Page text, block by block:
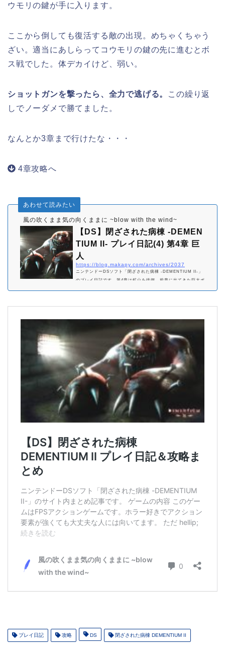
ウモリの鍵が手に入ります。
ここから倒しても復活する敵の出現。めちゃくちゃう
ざい。適当にあしらってコウモリの鍵の先に進むとボ
ス戦でした。体デカイけど、弱い。
ショットガンを撃ったら、全力で逃げる。
この繰り返
しでノーダメで勝てました。
なんとか3章まで行けたな・・・
4章攻略へ
風の吹くまま気の向くままに ~blow with the wind~
あわせて読みたい
【DS】閉ざされた病棟 -DEMEN
TIUM II- プレイ日記(4) 第4章 巨
人
https://blog.makapy.com/archives/2037
ニンテンドーDSソフト「閉ざされた病棟 -DEMENTIUM II-」
のプレイ日記です。第4章は鉱山を徘徊。前章に出てきた巨大ボ
器。今まで木の根っ子が絡みついて入れなかった扉がこれを入手
らんで巨人とゾンビがいる家を探します。その家の一番奥の左の
ベットの上にあります。敵は全て無視してゲ…
プレイ日記 攻略 DS 閉ざされた病棟 DEMENTIUM II